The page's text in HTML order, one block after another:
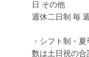
日 その他
週休二日制 毎 週
・シフト制・
数は土日祝の